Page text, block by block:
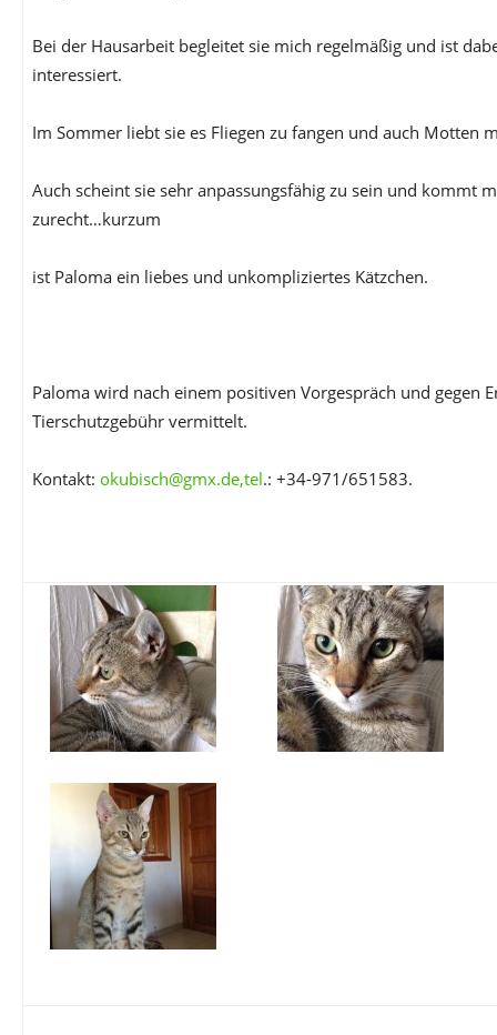
Bei der Hausarbeit begleitet sie mich regelmäßig und ist
interessiert.
Im Sommer liebt sie es Fliegen zu fangen und auch Motten
Auch scheint sie sehr anpassungsfähig zu sein und kommt
zurecht…kurzum
ist Paloma ein liebes und unkompliziertes Kätzchen.
Paloma wird nach einem positiven Vorgespräch und gegen
Tierschutzgebühr vermittelt.
Kontakt: okubisch@gmx.de,tel.: +34-971/651583.